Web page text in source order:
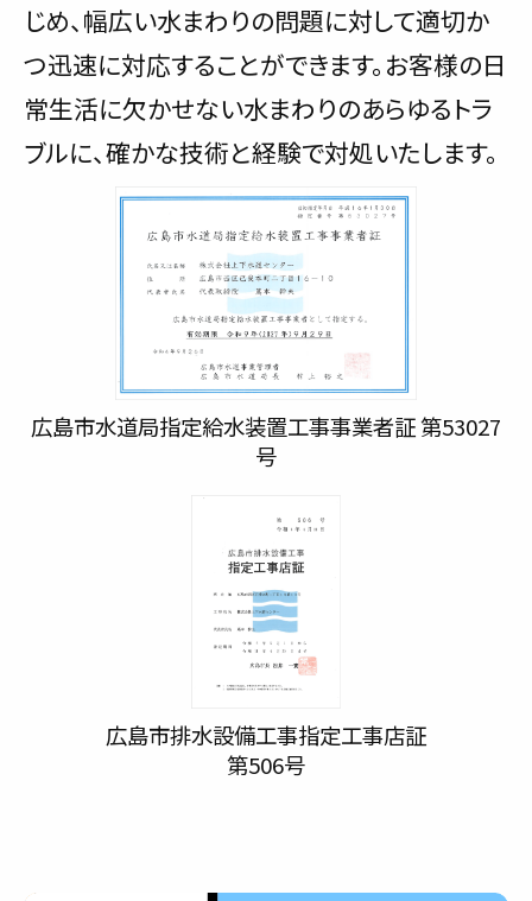
じめ、幅広い水まわりの問題に対して適切か
つ迅速に対応することができます。お客様の日
常生活に欠かせない水まわりのあらゆるトラ
ブルに、確かな技術と経験で対処いたします。
広島市水道局指定給水装置工事事業者証 第53027
号
広島市排水設備工事指定工事店証
第506号